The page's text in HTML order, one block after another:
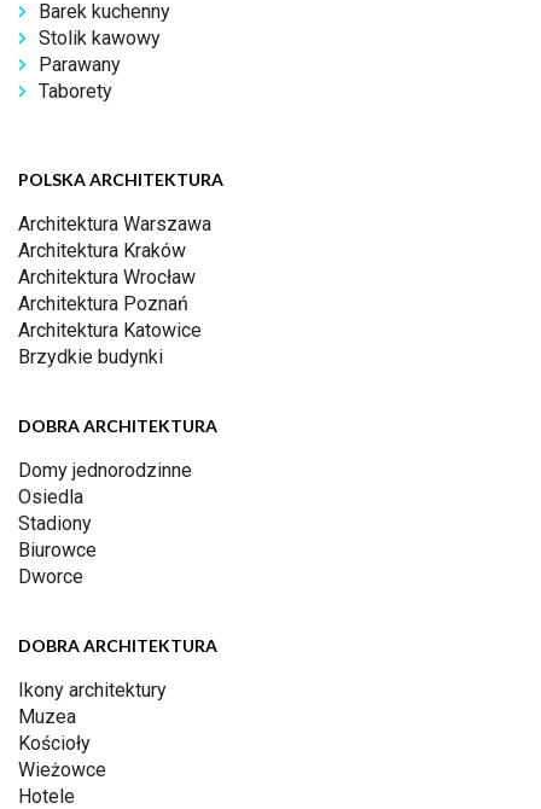
Barek kuchenny
Stolik kawowy
Parawany
Taborety
POLSKA ARCHITEKTURA
Architektura Warszawa
Architektura Kraków
Architektura Wrocław
Architektura Poznań
Architektura Katowice
Brzydkie budynki
DOBRA ARCHITEKTURA
Domy jednorodzinne
Osiedla
Stadiony
Biurowce
Dworce
DOBRA ARCHITEKTURA
Ikony architektury
Muzea
Kościoły
Wieżowce
Hotele